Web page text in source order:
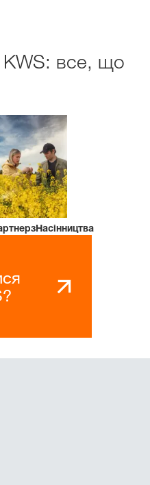
KWS: все, що